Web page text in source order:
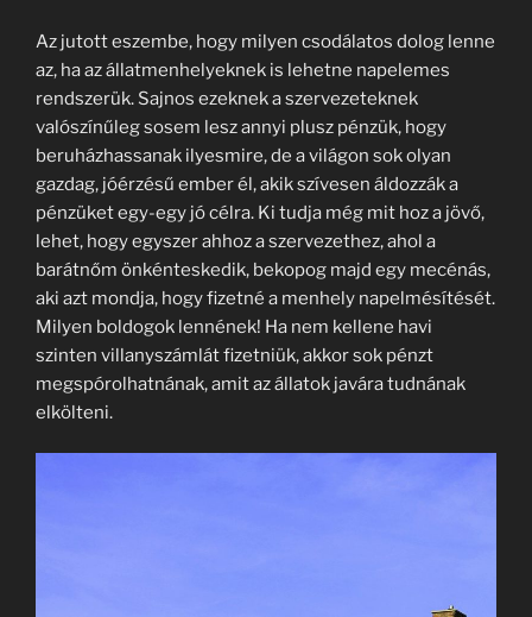
Az jutott eszembe, hogy milyen csodálatos dolog lenne
az, ha az állatmenhelyeknek is lehetne napelemes
rendszerük. Sajnos ezeknek a szervezeteknek
valószínűleg sosem lesz annyi plusz pénzük, hogy
beruházhassanak ilyesmire, de a világon sok olyan
gazdag, jóérzésű ember él, akik szívesen áldozzák a
pénzüket egy-egy jó célra. Ki tudja még mit hoz a jövő,
lehet, hogy egyszer ahhoz a szervezethez, ahol a
barátnőm önkénteskedik, bekopog majd egy mecénás,
aki azt mondja, hogy fizetné a menhely napelmésítését.
Milyen boldogok lennének! Ha nem kellene havi
szinten villanyszámlát fizetniük, akkor sok pénzt
megspórolhatnának, amit az állatok javára tudnának
elkölteni.